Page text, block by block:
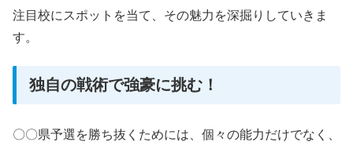
注目校にスポットを当て、その魅力を深掘りしていきま
す。
独自の戦術で強豪に挑む！
〇〇県予選を勝ち抜くためには、個々の能力だけでなく、